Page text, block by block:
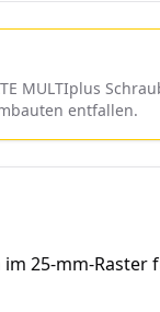
MULTIplus
entfallen.
25-mm-Raster